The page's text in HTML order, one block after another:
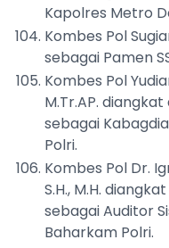
Kapolres Metro
Kombes Pol
sebagai Pamen
Kombes Pol
M.Tr.AP.
sebagai
Polri.
Kombes Pol Dr.
S.H., M.H.
sebagai Auditor
Baharkam Polri.